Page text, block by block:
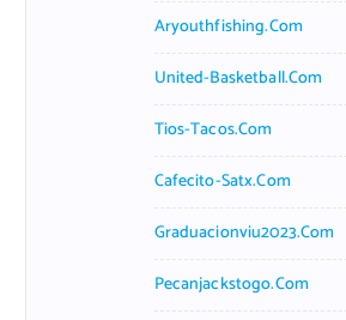
Aryouthfishing.com
United-Basketball.com
Tios-Tacos.com
Cafecito-Satx.com
Graduacionviu2023.com
Pecanjackstogo.com